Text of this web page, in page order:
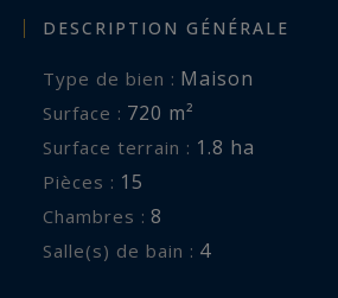
DESCRIPTION GÉNÉRALE
Type de bien : Maison
Surface : 720 m²
Surface terrain : 1.8 ha
Pièces : 15
Chambres : 8
Salle(s) de bain : 4